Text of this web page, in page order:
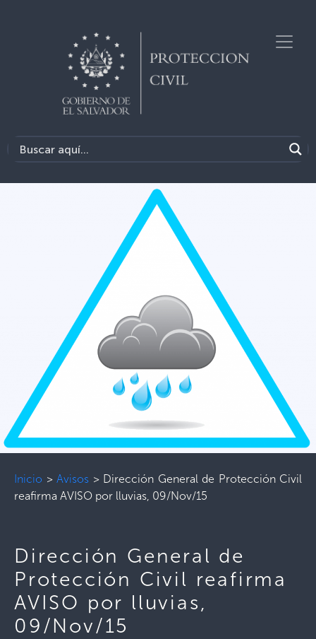
Inicio > Avisos > Dirección General de Protección Civil
reafirma AVISO por lluvias, 09/Nov/15
Dirección General de
Protección Civil reafirma
AVISO por lluvias,
09/Nov/15